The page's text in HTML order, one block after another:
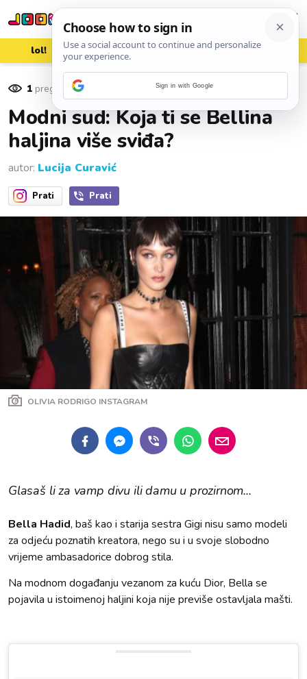
lol! aww vrh! woot?!
1 pregleda
Modni sud: Koja ti se Bellina
haljina više sviđa?
autor: Lucija Curavić
Prati Prati
OLIVIA RODRIGO INSTAGRAM
Glasaš li za vamp divu ili damu u prozirnom...
Bella Hadid, baš kao i starija sestra Gigi nisu samo modeli
za odjeću poznatih kreatora, nego su i u svoje slobodno
vrijeme ambasadorice dobrog stila.
Na modnom događanju vezanom za kuću Dior, Bella se
pojavila u istoimenoj haljini koja nije previše ostavljala mašti.
Sign in with Google